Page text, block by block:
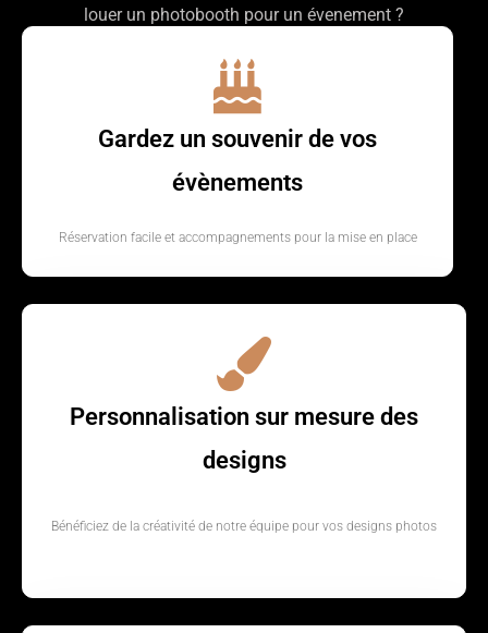
louer un photobooth pour un évenement ?
Gardez un souvenir de vos
évènements
Réservation facile et accompagnements pour la mise en place
Personnalisation sur mesure des
designs
Bénéficiez de la créativité de notre équipe pour vos designs photos